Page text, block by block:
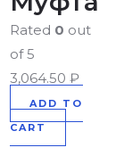
Rated 0 out
of 5
3,064.50₽
ADD TO
CART